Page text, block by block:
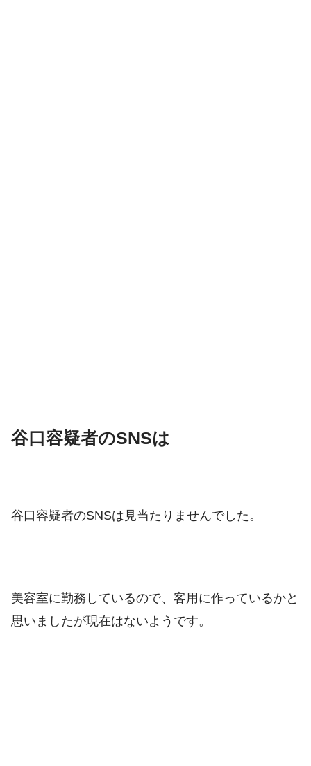
谷口容疑者のSNSは
谷口容疑者のSNSは見当たりませんでした。
美容室に勤務しているので、客用に作っているかと
思いましたが現在はないようです。